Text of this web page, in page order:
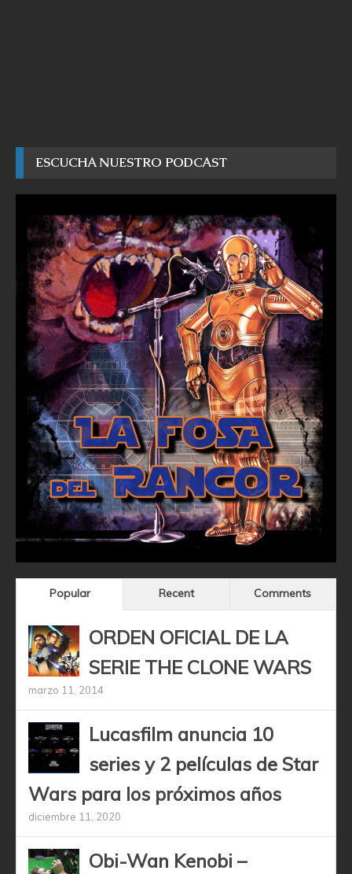
ESCUCHA NUESTRO PODCAST
Popular Recent Comments
ORDEN OFICIAL DE LA
SERIE THE CLONE WARS
marzo 11, 2014
Lucasfilm anuncia 10
series y 2 películas de Star
Wars para los próximos años
diciembre 11, 2020
Obi-Wan Kenobi –